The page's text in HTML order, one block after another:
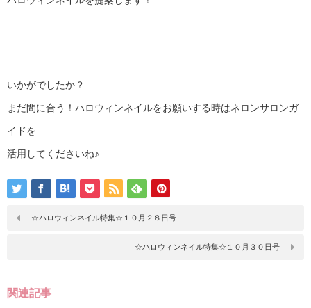
いかがでしたか？
まだ間に合う！ハロウィンネイルをお願いする時はネロンサロンガ
イドを
活用してくださいね♪
☆ハロウィンネイル特集☆１０月２８日号
☆ハロウィンネイル特集☆１０月３０日号
関連記事